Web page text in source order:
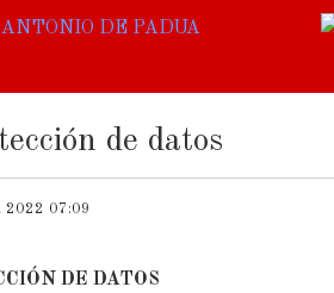
de datos
2022 07:09
DE DATOS